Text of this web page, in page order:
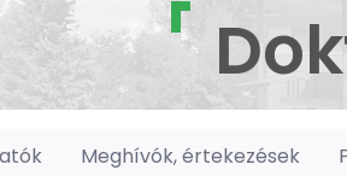
- Kaposvári
Meghívók, értekezések